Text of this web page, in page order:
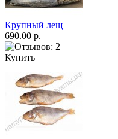
Крупный лещ
690.00 р.
Купить